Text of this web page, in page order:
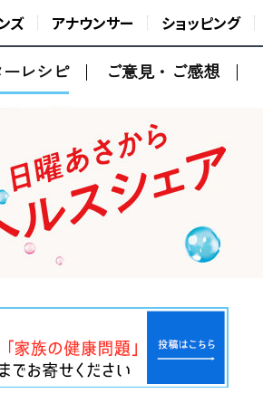
ズ アナウンサー ショッピング
ーレシピ ご意見・ご感想